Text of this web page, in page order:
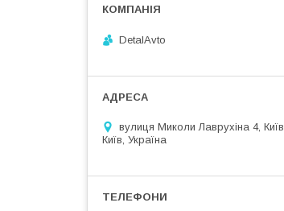
DetalAvto
вулиця Миколи Лаврухіна 4, Київ,
Київ, Україна